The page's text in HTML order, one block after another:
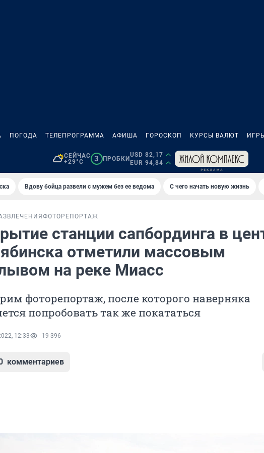
ПОГОДА ТЕЛЕПРОГРАММА АФИША ГОРОСКОП КУРСЫ ВАЛЮТ
СЕЙЧАС
+29°C
3 ПРОБКИ
USD 82,17
EUR 94,84
Вдову бойца развели с мужем без ее ведома С чего начать новую жизнь
ФОТОРЕПОРТАЖ
станции сапбординга в
отметили массовым
на реке Миасс
фоторепортаж, после которого наверняка
попробовать так же покататься
12:33 19 396
комментариев